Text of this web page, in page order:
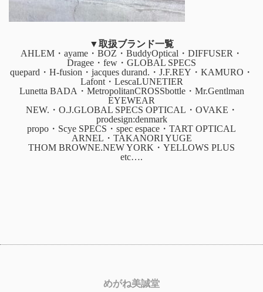
▼取扱ブランド一覧
AHLEM・ayame・BOZ・BuddyOptical・DIFFUSER・
Dragee・few・GLOBAL SPECS
quepard・H-fusion・jacques durand.・J.F.REY・KAMURO・
Lafont・LescaLUNETIER
Lunetta BADA・MetropolitanCROSSbottle・Mr.Gentlman
EYEWEAR
NEW.・O.J.GLOBAL SPECS OPTICAL・OVAKE・
prodesign:denmark
propo・Scye SPECS・spec espace・TART OPTICAL
ARNEL・TAKANORI YUGE
THOM BROWNE.NEW YORK・YELLOWS PLUS
etc….
めがね美誠堂